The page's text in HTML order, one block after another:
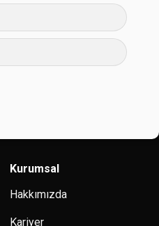
Kurumsal
Hakkımızda
Kariyer